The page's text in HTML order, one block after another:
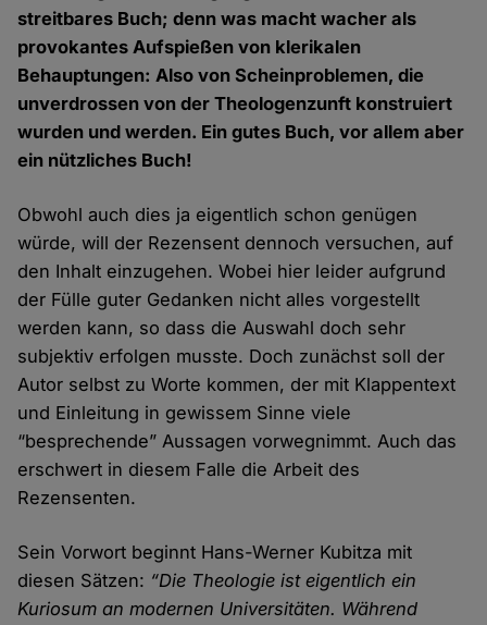
streitbares Buch; denn was macht wacher als
provokantes Aufspießen von klerikalen
Behauptungen: Also von Scheinproblemen, die
unverdrossen von der Theologenzunft konstruiert
wurden und werden. Ein gutes Buch, vor allem aber
ein nützliches Buch!
Obwohl auch dies ja eigentlich schon genügen
würde, will der Rezensent dennoch versuchen, auf
den Inhalt einzugehen. Wobei hier leider aufgrund
der Fülle guter Gedanken nicht alles vorgestellt
werden kann, so dass die Auswahl doch sehr
subjektiv erfolgen musste. Doch zunächst soll der
Autor selbst zu Worte kommen, der mit Klappentext
und Einleitung in gewissem Sinne viele
“besprechende” Aussagen vorwegnimmt. Auch das
erschwert in diesem Falle die Arbeit des
Rezensenten.
Sein Vorwort beginnt Hans-Werner Kubitza mit
diesen Sätzen: “Die Theologie ist eigentlich ein
Kuriosum an modernen Universitäten. Während